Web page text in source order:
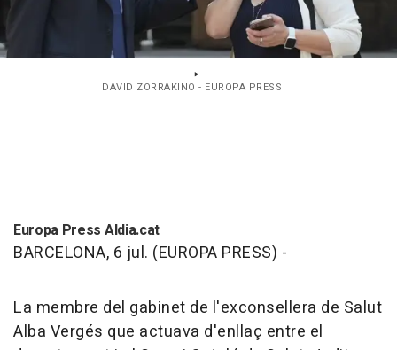
DAVID ZORRAKINO - EUROPA PRESS
Europa Press Aldia.cat
BARCELONA, 6 jul. (EUROPA PRESS) -
La membre del gabinet de l'exconsellera de Salut
Alba Vergés que actuava d'enllaç entre el